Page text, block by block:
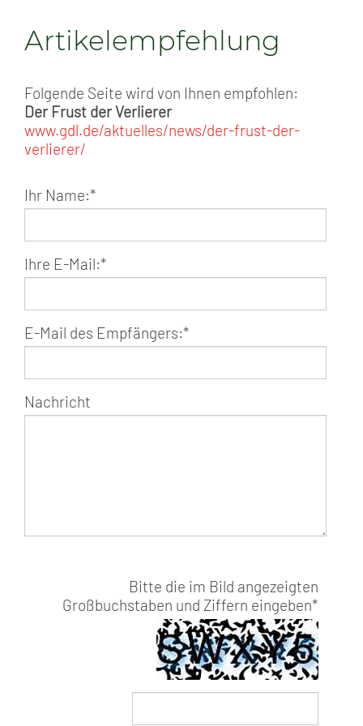
Artikelempfehlung
Folgende Seite wird von Ihnen empfohlen:
Der Frust der Verlierer
www.gdl.de/aktuelles/news/der-frust-der-
verlierer/
Ihr Name:*
Ihre E-Mail:*
E-Mail des Empfängers:*
Nachricht
Bitte die im Bild angezeigten
Großbuchstaben und Ziffern eingeben*